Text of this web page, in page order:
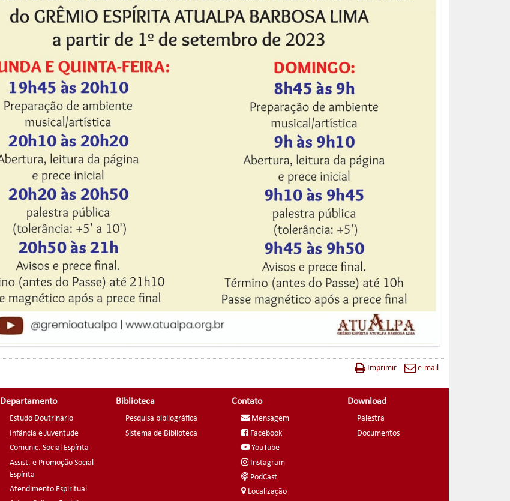
Imprimir e-mail
Departamento
Estudo Doutrinário
Infância e Juventude
Comunic. Social Espírita
Assist. e Promoção Social
Espírita
Atendimento Espiritual
Biblioteca
Pesquisa bibliográfica
Sistema de Biblioteca
Contato
Mensagem
Facebook
YouTube
Instagram
PodCast
Localização
Download
Palestra
Documentos